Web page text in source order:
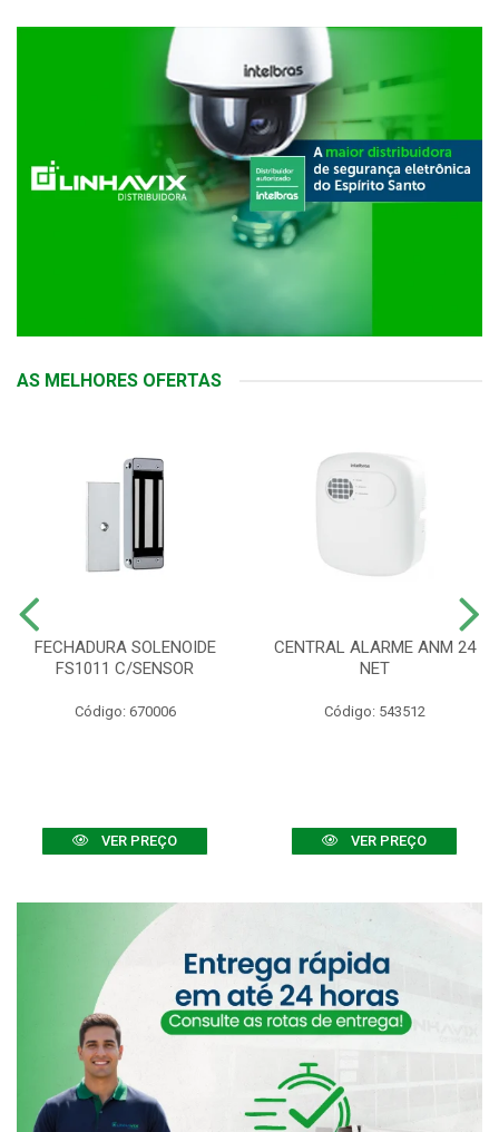
AS MELHORES OFERTAS
FECHADURA SOLENOIDE
FS1011 C/SENSOR
Código: 670006
VER PREÇO
CENTRAL ALARME ANM 24
NET
Código: 543512
VER PREÇO